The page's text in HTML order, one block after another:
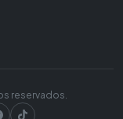
reservados.